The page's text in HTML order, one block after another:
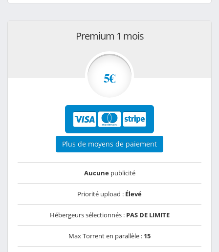
Premium 1 mois
5€
Plus de moyens de paiement
Aucunepublicité
Priorité upload : Élevé
Hébergeurs sélectionnés : PAS DE LIMITE
Max Torrent en parallèle : 15